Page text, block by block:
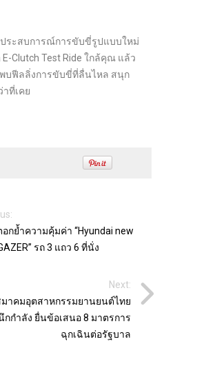
ระสบการณ์การขับขี่รูปแบบใหม่
E-Clutch Test Ride ใกล้คุณ แล้ว
บฟีลลิ่งการขับขี่ที่ลื่นไหล สนุก
าที่เคย
กย้ำความคุ้มค่า “Hyundai new
รถ 3 แถว 6 ที่นั่ง
Next:
มาคมอุตสาหกรรมยานยนต์ไทย
กกำลัง ยื่นข้อเสนอ 8 มาตรการ
ฉุกเฉินต่อรัฐบาล